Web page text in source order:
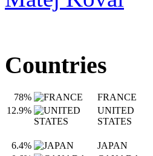
Countries
78%
FRANCE
12.9%
UNITED
STATES
6.4%
JAPAN